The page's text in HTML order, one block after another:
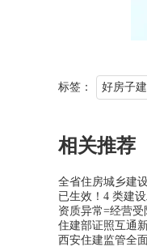
标签： 好房子
相关推荐
全省住房城乡建
已生效！4 类建
资质异常=经营
住建部证照互通
西安住建监管全